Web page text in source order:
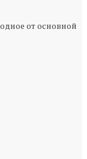
от основной